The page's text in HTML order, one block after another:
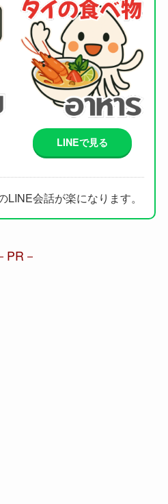
LINEで見る
会話が楽になります。
PR